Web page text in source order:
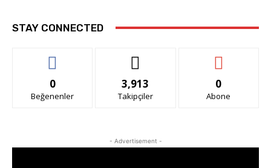
STAY CONNECTED
0
Beğenenler
3,913
Takipçiler
0
Abone
- Advertisement -